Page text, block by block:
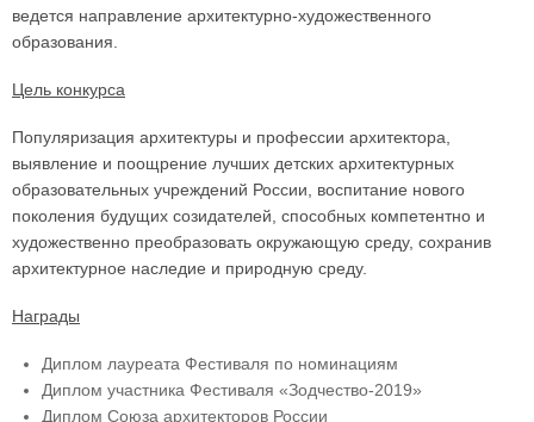
ведется направление архитектурно-художественного
образования.
Цель конкурса
Популяризация архитектуры и профессии архитектора,
выявление и поощрение лучших детских архитектурных
образовательных учреждений России, воспитание нового
поколения будущих созидателей, способных компетентно и
художественно преобразовать окружающую среду, сохранив
архитектурное наследие и природную среду.
Награды
Диплом лауреата Фестиваля по номинациям
Диплом участника Фестиваля «Зодчество-2019»
Диплом Союза архитекторов России